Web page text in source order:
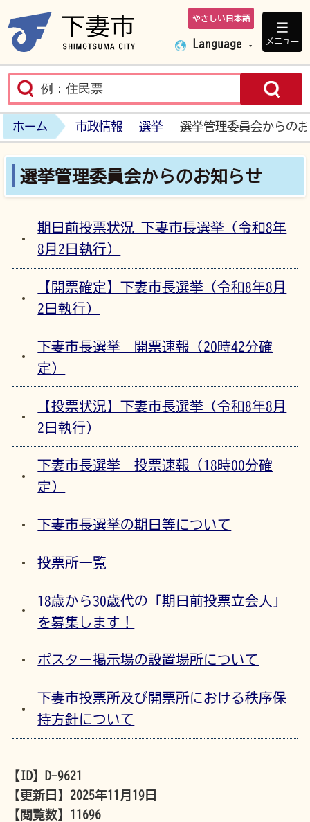
下妻市ホームペ
やさしい日本語
Language メニュー
ホーム 市政情報 選挙 選挙管理委員会からの
選挙管理委員会からのお知らせ
期日前投票状況 下妻市長選挙（令和8年
8月2日執行）
【開票確定】下妻市長選挙（令和8年8月
2日執行）
下妻市長選挙 開票速報（20時42分確
定）
【投票状況】下妻市長選挙（令和8年8月
2日執行）
下妻市長選挙 投票速報（18時00分確
定）
下妻市長選挙の期日等について
投票所一覧
18歳から30歳代の「期日前投票立会人」
を募集します！
ポスター掲示場の設置場所について
下妻市投票所及び開票所における秩序保
持方針について
【ID】
D-9621
【更新日】 2025年11月19日
【閲覧数】 11696